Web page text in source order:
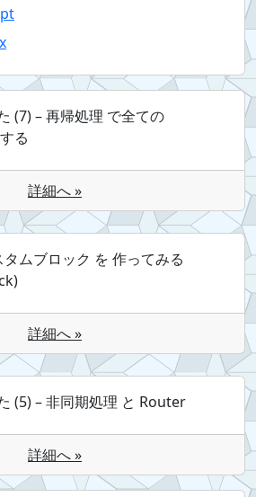
(7) – 再帰処理 で全ての
る
詳細へ »
ムブロック を 作ってみる
詳細へ »
(5) – 非同期処理 と Router
詳細へ »